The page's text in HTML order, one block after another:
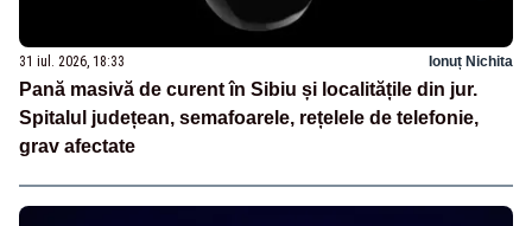
31 iul. 2026, 18:33 Ionuț Nichita
Pană masivă de curent în Sibiu și localitățile din jur.
Spitalul județean, semafoarele, rețelele de telefonie,
grav afectate